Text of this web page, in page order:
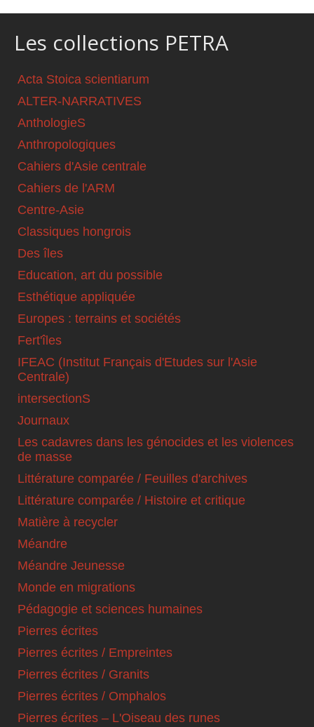
Les collections PETRA
Acta Stoica scientiarum
ALTER-NARRATIVES
AnthologieS
Anthropologiques
Cahiers d'Asie centrale
Cahiers de l'ARM
Centre-Asie
Classiques hongrois
Des îles
Education, art du possible
Esthétique appliquée
Europes : terrains et sociétés
Fert'îles
IFEAC (Institut Français d'Etudes sur l'Asie
Centrale)
intersectionS
Journaux
Les cadavres dans les génocides et les violences
de masse
Littérature comparée / Feuilles d'archives
Littérature comparée / Histoire et critique
Matière à recycler
Méandre
Méandre Jeunesse
Monde en migrations
Pédagogie et sciences humaines
Pierres écrites
Pierres écrites / Empreintes
Pierres écrites / Granits
Pierres écrites / Omphalos
Pierres écrites – L'Oiseau des runes